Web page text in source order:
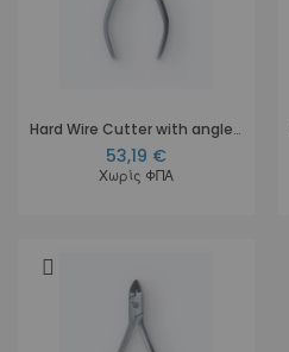
Hard Wire Cutter with angled T.C. tips
53,19 €
Χωρίς ΦΠΑ